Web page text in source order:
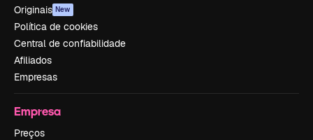
Originais New
Política de cookies
Central de confiabilidade
Afiliados
Empresas
Empresa
Preços